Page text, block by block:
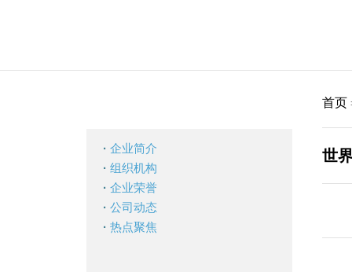
首页
世
· 企业简介
· 组织机构
· 企业荣誉
· 公司动态
· 热点聚焦